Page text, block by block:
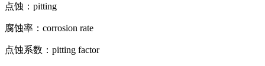
点蚀：pitting
腐蚀率：corrosion rate
点蚀系数：pitting factor